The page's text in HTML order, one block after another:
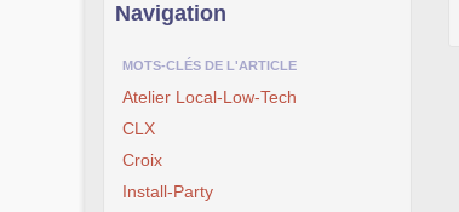
Navigation
MOTS-CLÉS DE L'ARTICLE
Atelier Local-Low-Tech
CLX
Croix
Install-Party